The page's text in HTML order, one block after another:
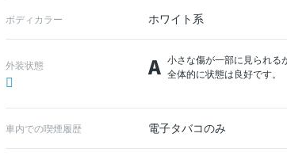
ボディカラー ホワイト系
外装状態 A 小さな傷が一部に見られるが
全体的に状態は良好です。
車内での喫煙履歴 電子タバコのみ